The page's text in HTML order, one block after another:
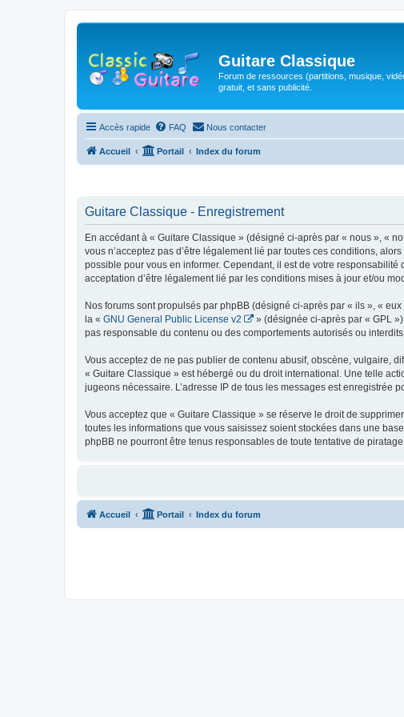
Guitare Classique
Forum de ressources (partitions, musique,
gratuit, et sans publicité.
Accès rapide FAQ Nous contacter
Accueil Portail Index du forum
Guitare Classique - Enregistrement
En accédant à « Guitare Classique » (désigné ci-après par « nous », «
vous n’acceptez pas d’être légalement lié par toutes ces conditions,
possible pour vous en informer. Cependant, il est de votre
acceptation d’être légalement lié par les conditions mises à jour et/ou
Nos forums sont propulsés par phpBB (désigné ci-après par « ils », «
la « GNU General Public License v2 » (désignée ci-après par « GPL
pas responsable du contenu ou des comportements autorisés ou
Vous acceptez de ne pas publier de contenu abusif, obscène, vulgaire,
« Guitare Classique » est hébergé ou du droit international. Une telle
jugeons nécessaire. L’adresse IP de tous les messages est enregistrée
Vous acceptez que « Guitare Classique » se réserve le droit de
toutes les informations que vous saisissez soient stockées dans une
phpBB ne pourront être tenus responsables de toute tentative de
Accueil Portail Index du forum